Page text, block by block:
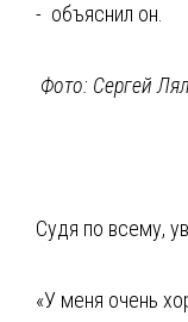
- объяснил он.
Фото: Сергей
Судя по всему,
«У меня очень